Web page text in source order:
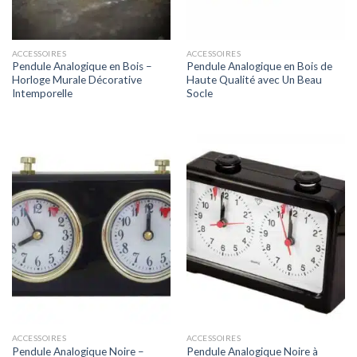
ACCESSOIRES
Pendule Analogique en Bois –
Horloge Murale Décorative
Intemporelle
ACCESSOIRES
Pendule Analogique en Bois de
Haute Qualité avec Un Beau
Socle
ACCESSOIRES
Pendule Analogique Noire –
ACCESSOIRES
Pendule Analogique Noire à